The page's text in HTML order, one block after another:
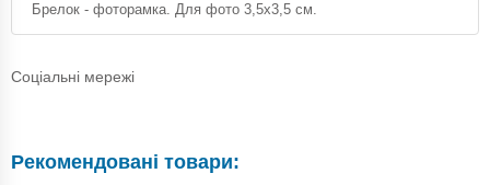
Брелок - фоторамка. Для фото 3,5х3,5 см.
Соціальні мережі
Рекомендовані товари: